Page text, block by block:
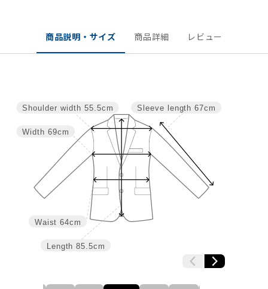
商品説明・サイズ 商品詳細 レビュー
Sleeve length 67cm
Length 85.5cm
Waist 64cm
Width 69cm
Shoulder width 55.5cm